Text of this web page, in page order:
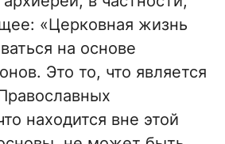
«Церковная жизнь
на основе
Это то, что является
находится вне этой